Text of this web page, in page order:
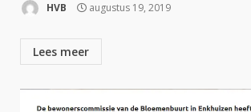
HVB augustus 19, 2019
Lees meer